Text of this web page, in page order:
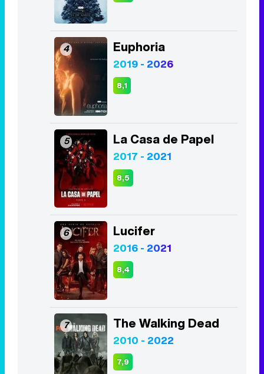
4 Euphoria
2019 - 2026
8,1
5 La Casa de Papel
2017 - 2021
8,5
6 Lucifer
2016 - 2021
8,4
7 The Walking Dead
2010 - 2022
7,9